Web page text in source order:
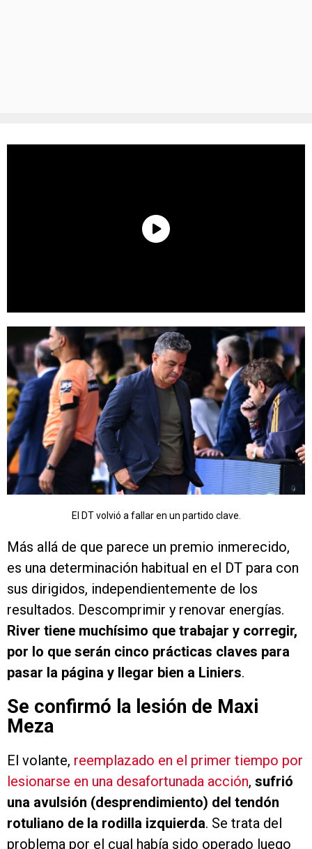
El DT volvió a fallar en un partido clave.
Más allá de que parece un premio inmerecido,
es una determinación habitual en el DT para con
sus dirigidos, independientemente de los
resultados. Descomprimir y renovar energías.
River tiene muchísimo que trabajar y corregir,
por lo que serán cinco prácticas claves para
pasar la página y llegar bien a Liniers.
Se confirmó la lesión de Maxi
Meza
El volante, reemplazado en el primer tiempo por
lesionarse en una desafortunada acción, sufrió
una avulsión (desprendimiento) del tendón
rotuliano de la rodilla izquierda. Se trata del
problema por el cual había sido operado luego